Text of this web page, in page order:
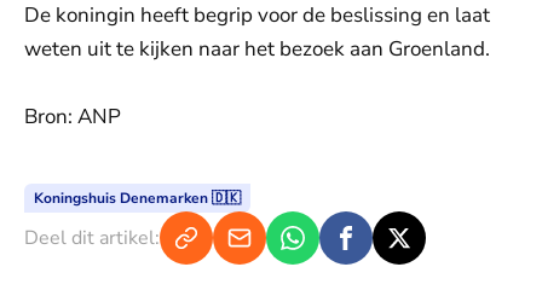
De koningin heeft begrip voor de beslissing en laat
weten uit te kijken naar het bezoek aan Groenland.
Bron: ANP
Koningshuis Denemarken 🇩🇰
Deel dit artikel: